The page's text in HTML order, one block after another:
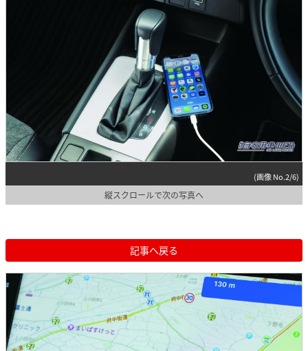
(画像 No.2/6)
縦スクロールで次の写真へ
記事へ戻る